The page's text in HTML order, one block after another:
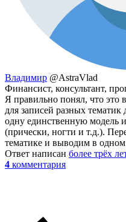
Владимир @AstraVlad
Финансист, консультант,
Я правильно понял, что это
для записей разных
одну единственную модель
(прически, ногти и т.д.).
тематике и выводим в
Ответ написан более трёх
4 комментария